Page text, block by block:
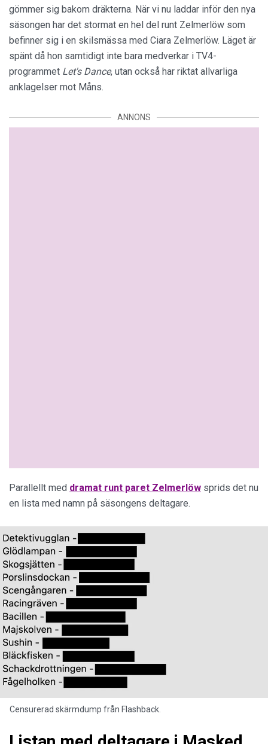
gömmer sig bakom dräkterna. När vi nu laddar inför den nya
säsongen har det stormat en hel del runt Zelmerlöw som
befinner sig i en skilsmässa med Ciara Zelmerlöw. Läget är
spänt då hon samtidigt inte bara medverkar i TV4-
programmet Let's Dance, utan också har riktat allvarliga
anklagelser mot Måns.
ANNONS
Parallellt med dramat runt paret Zelmerlöw sprids det nu
en lista med namn på säsongens deltagare.
Censurerad skärmdump från Flashback.